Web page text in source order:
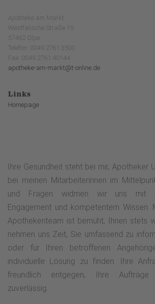
Apotheke am Markt
Westfälische Straße 19
57462 Olpe
Telefon: 0049 2761 3500
Fax: 0049 2761 40144
apotheke-am-markt@t-online.de
Links
Homepage
Ihre Gesundheit steht bei mir, Apotheker
bei meinen Mitarbeiterinnen im
und Fragen widmen wir uns mit
Engagement und kompetentem Wissen.
Apothekenteam ist bemüht, Ihnen stets
nehmen uns Zeit, Sie umfassend zu
oder für Ihren betroffenen
individuelle Lösung zu finden. Ihre
freundlich entgegen, Ihre
zuverlässig.